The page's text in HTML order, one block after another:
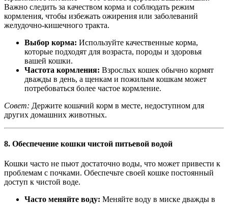
Важно следить за качеством корма и соблюдать режим
кормления, чтобы избежать ожирения или заболеваний
желудочно-кишечного тракта.
Выбор корма: Используйте качественные корма,
которые подходят для возраста, породы и здоровья
вашей кошки.
Частота кормления: Взрослых кошек обычно кормят
дважды в день, а щенкам и пожилым кошкам может
потребоваться более частое кормление.
Совет: Держите кошачий корм в месте, недоступном для
других домашних животных.
8. Обеспечение кошки чистой питьевой водой
Кошки часто не пьют достаточно воды, что может привести к
проблемам с почками. Обеспечьте своей кошке постоянный
доступ к чистой воде.
Часто меняйте воду: Меняйте воду в миске дважды в